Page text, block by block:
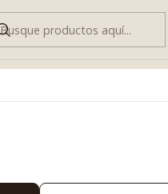
Nocturno 8 un. ·